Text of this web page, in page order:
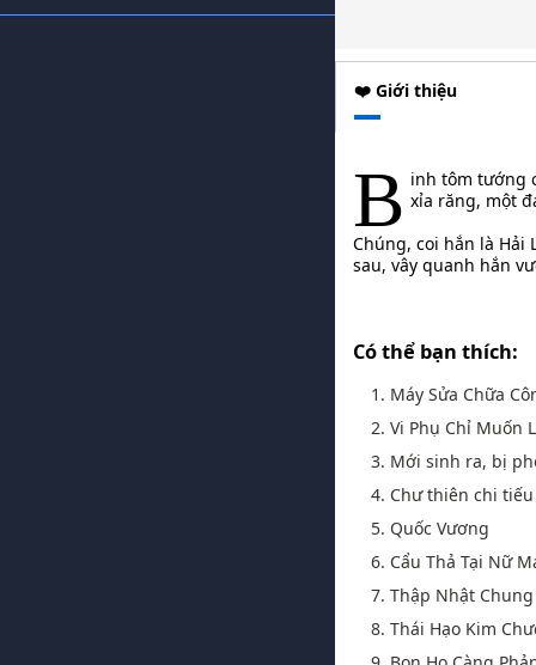
❤️ Giới thiệu
B inh tôm tướng
xỉa răng, một
Chúng, coi hắn là Hải
sau, vây quanh hắn
Có thể bạn thích:
1. Máy Sửa Chữa
2. Vi Phụ Chỉ Muốn
3. Mới sinh ra, bị
4. Chư thiên chi
5. Quốc Vương
6. Cẩu Thả Tại Nữ
7. Thập Nhật Chung
8. Thái Hạo Kim